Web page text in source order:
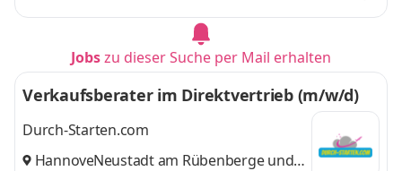
Jobszu dieser Suche per Mail erhalten
Verkaufsberater im Direktvertrieb (m/w/d)
Durch-Starten.com
Hannover,
Neustadt am Rübenbergeund 9